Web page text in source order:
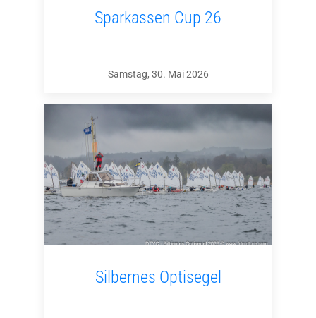
Sparkassen Cup 26
Samstag, 30. Mai 2026
Silbernes Optisegel